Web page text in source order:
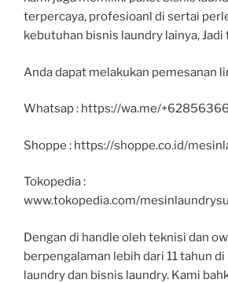
terpercaya, profesioanl di sertai
kebutuhan bisnis laundry lainya, Jadi
Anda dapat melakukan pemesanan
Whatsap : https://wa.me/
Shoppe : https://shoppe.co.id/
Tokopedia :
www.tokopedia.com/
Dengan di handle oleh teknisi dan
berpengalaman lebih dari 11 tahun
laundry dan bisnis laundry. Kami